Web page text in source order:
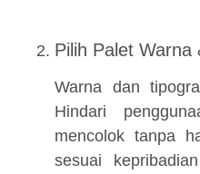
Pilih Palet Warna
Warna dan
Hindari
mencolok tanpa
sesuai